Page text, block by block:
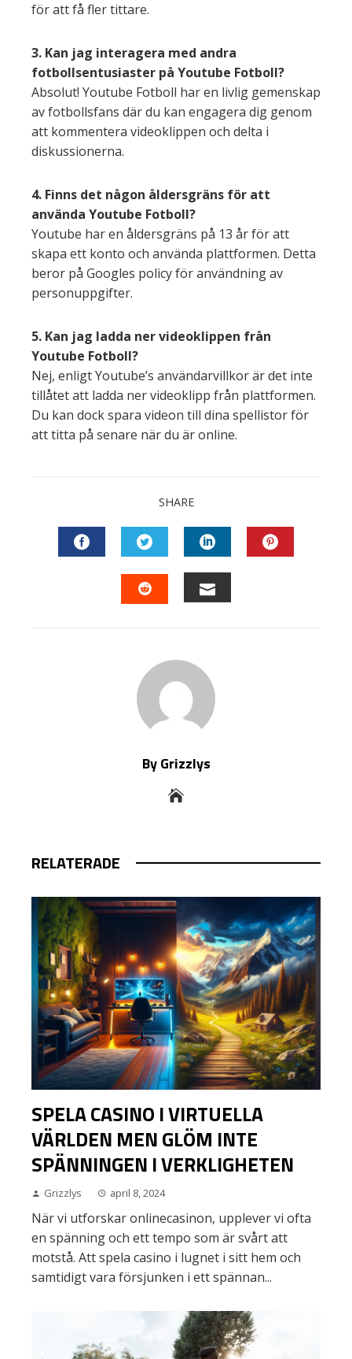
för att få fler tittare.
3. Kan jag interagera med andra
fotbollsentusiaster på Youtube Fotboll?
Absolut! Youtube Fotboll har en livlig gemenskap
av fotbollsfans där du kan engagera dig genom
att kommentera videoklippen och delta i
diskussionerna.
4. Finns det någon åldersgräns för att
använda Youtube Fotboll?
Youtube har en åldersgräns på 13 år för att
skapa ett konto och använda plattformen. Detta
beror på Googles policy för användning av
personuppgifter.
5. Kan jag ladda ner videoklippen från
Youtube Fotboll?
Nej, enligt Youtube’s användarvillkor är det inte
tillåtet att ladda ner videoklipp från plattformen.
Du kan dock spara videon till dina spellistor för
att titta på senare när du är online.
SHARE
FACEBOOKTWITTERLINKEDIN
By Grizzlys
RELATERADE
SPELA CASINO I VIRTUELLA
VÄRLDEN MEN GLÖM INTE
SPÄNNINGEN I VERKLIGHETEN
Grizzlys april 8, 2024
När vi utforskar onlinecasinon, upplever vi ofta
en spänning och ett tempo som är svårt att
motstå. Att spela casino i lugnet i sitt hem och
samtidigt vara försjunken i ett spännan...